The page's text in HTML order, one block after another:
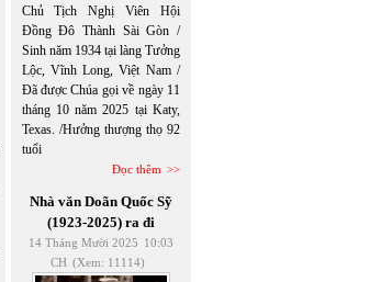
Chủ Tịch Nghị Viên Hội
Đồng Đô Thành Sài Gòn /
Sinh năm 1934 tại làng Tưởng
Lộc, Vĩnh Long, Việt Nam /
Đã được Chúa gọi về ngày 11
tháng 10 năm 2025 tại Katy,
Texas. /Hưởng thượng thọ 92
tuổi
Đọc thêm
Nhà văn Doãn Quốc Sỹ
(1923-2025) ra đi
14 Tháng Mười 2025 10:03
CH (Xem: 11114)